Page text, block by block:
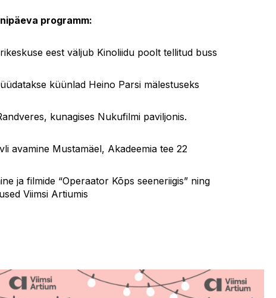
programm:
eest väljub Kinoliidu poolt tellitud buss
küünlad Heino Parsi mälestuseks
kunagises Nukufilmi paviljonis.
avamine Mustamäel, Akadeemia tee 22
ja filmide “Operaator Kõps seeneriigis” ning
Viimsi Artiumis